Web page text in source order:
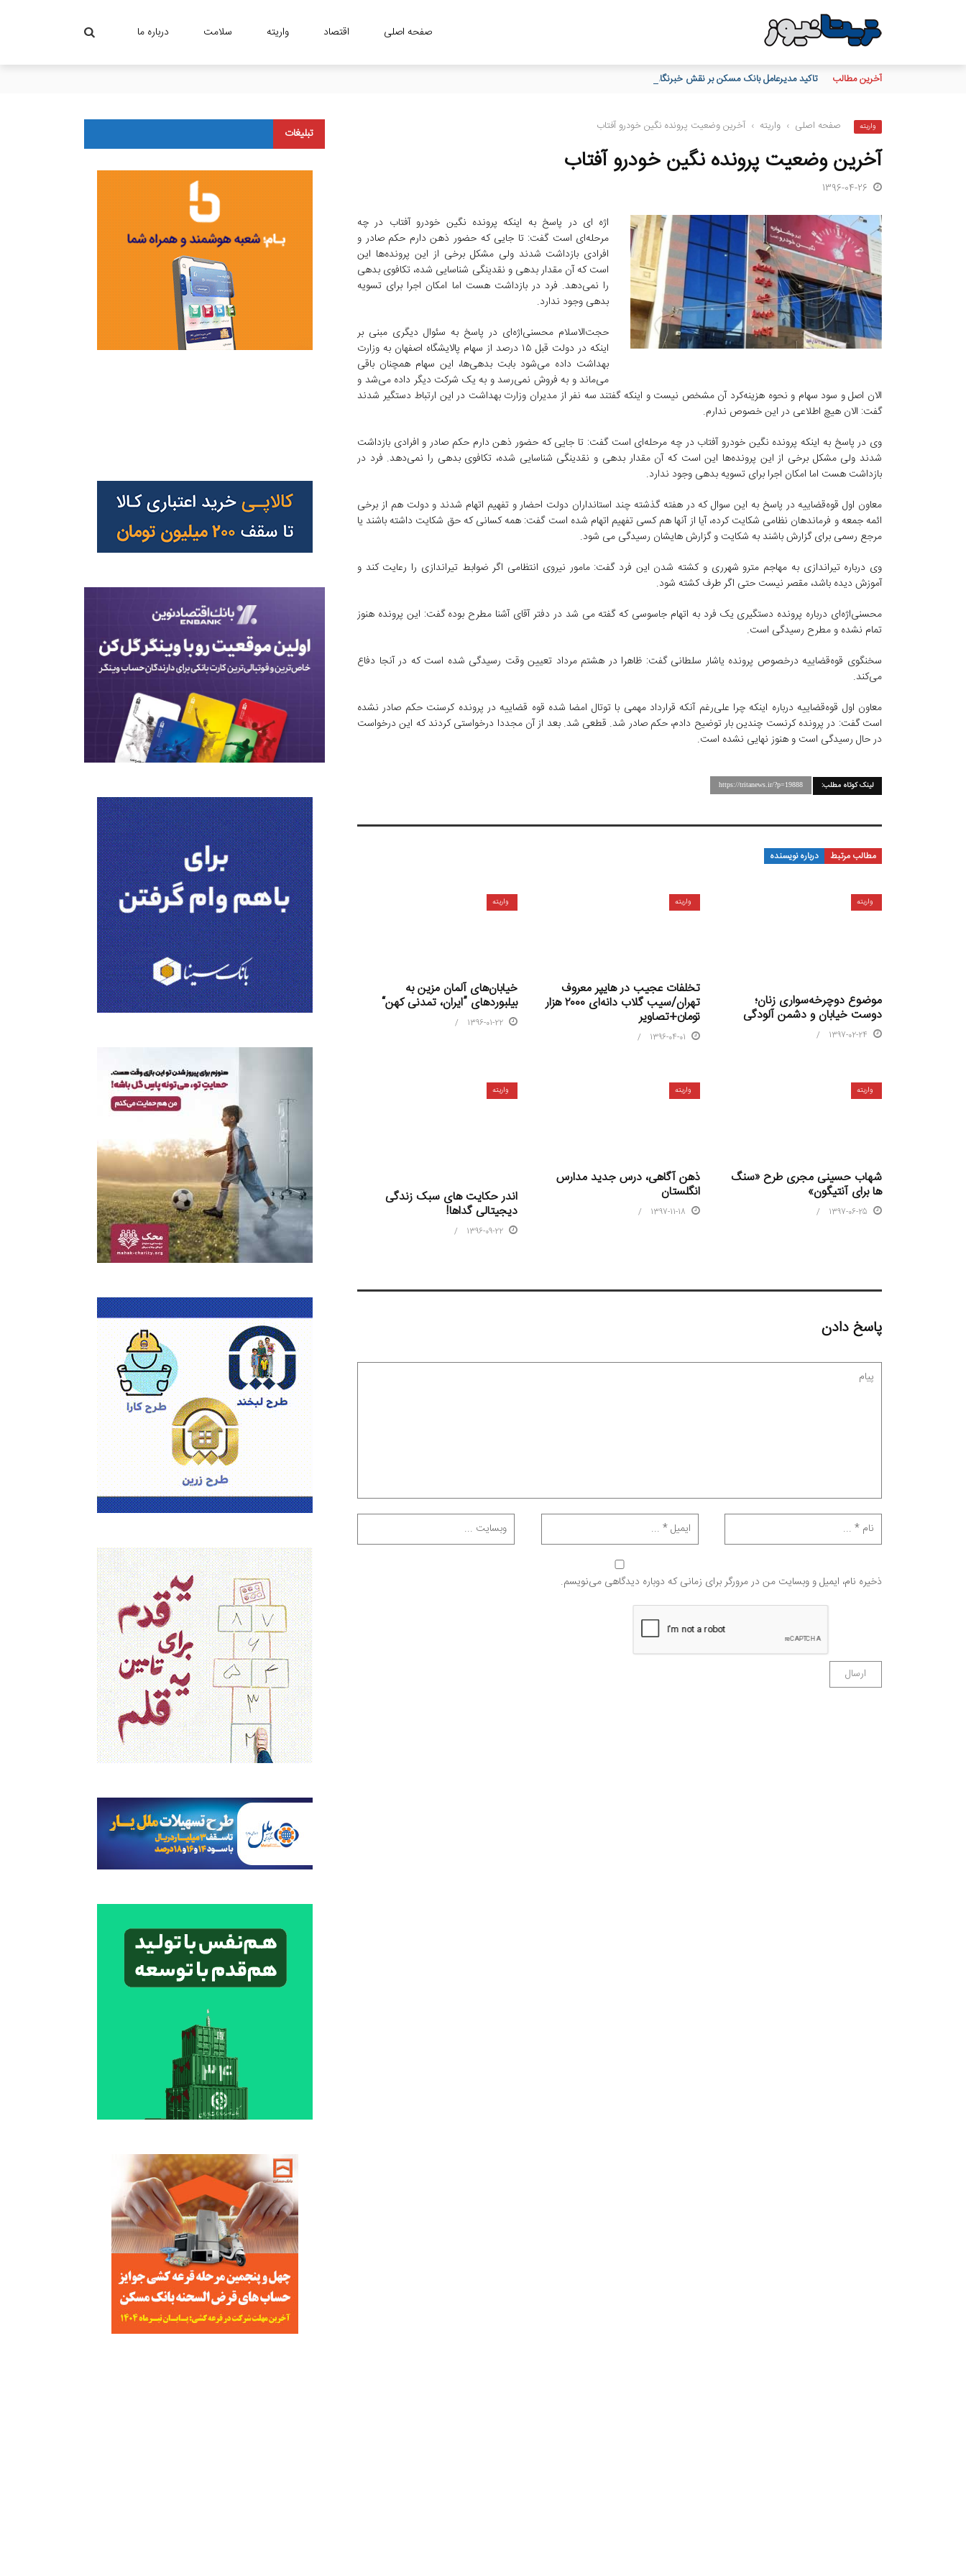
صفحه اصلی اقتصاد واریته سلامت درباره ما
آخرین مطالب تاکید مدیرعامل بانک مسکن بر نقش خبرنگاران در اعتمادسازی و تقویت سرمایه اجتماعی بانک/ اطلاع‌رسانی و اطلاع‌یابی، مهمترین ابزار ارتباط موثر با ذینفعان است
واریته صفحه اصلی › واریته › آخرین وضعیت پرونده نگین خودرو آفتاب
آخرین وضعیت پرونده نگین خودرو آفتاب
1396-04-26
اژه ای در پاسخ به اینکه پرونده نگین خودرو آفتاب در چه
مرحله‌ای است گفت: تا جایی که حضور ذهن دارم حکم صادر و
افرادی بازداشت شدند ولی مشکل برخی از این پرونده‌ها این
است که آن مقدار بدهی و نقدینگی شناسایی شده، تکافوی بدهی
را نمی‌دهد. فرد در بازداشت هست اما امکان اجرا برای تسویه
بدهی وجود ندارد.
حجت‌الاسلام محسنی‌اژه‌ای در پاسخ به سئوال دیگری مبنی بر
اینکه در دولت قبل ۱۵ درصد از سهام پالایشگاه اصفهان به وزارت
بهداشت داده می‌شود بابت بدهی‌ها، این سهام همچنان باقی
می‌ماند و به فروش نمی‌رسد و به یک شرکت دیگر داده می‌شد و
الان اصل و سود سهام و نحوه هزینه‌کرد آن مشخص نیست و اینکه گفتند سه نفر از مدیران وزارت بهداشت در این ارتباط دستگیر شدند
گفت: الان هیچ اطلاعی در این خصوص ندارم.
وی در پاسخ به اینکه پرونده نگین خودرو آفتاب در چه مرحله‌ای است گفت: تا جایی که حضور ذهن دارم حکم صادر و افرادی بازداشت
شدند ولی مشکل برخی از این پرونده‌ها این است که آن مقدار بدهی و نقدینگی شناسایی شده، تکافوی بدهی را نمی‌دهد. فرد در
بازداشت هست اما امکان اجرا برای تسویه بدهی وجود ندارد.
معاون اول قوه‌قضاییه در پاسخ به این سوال که در هفته گذشته چند استانداران دولت احضار و تفهیم اتهام شدند و دولت هم از برخی
ائمه جمعه و فرماندهان نظامی شکایت کرده، آیا از آنها هم کسی تفهیم اتهام شده است گفت: همه کسانی که حق شکایت داشته باشند یا
مرجع رسمی برای گزارش باشند به شکایت و گزارش هایشان رسیدگی می شود.
وی درباره تیراندازی به مهاجم مترو شهرری و کشته شدن این فرد گفت: مامور نیروی انتظامی اگر ضوابط تیراندازی را رعایت کند و
آموزش دیده باشد، مقصر نیست حتی اگر طرف کشته شود.
محسنی‌اژه‌ای درباره پرونده دستگیری یک فرد به اتهام جاسوسی که گفته می شد در دفتر آقای آشنا مطرح بوده گفت: این پرونده هنوز
تمام نشده و مطرح رسیدگی است.
سخنگوی قوه‌قضاییه درخصوص پرونده یاشار سلطانی گفت: ظاهرا در هشتم مرداد تعیین وقت رسیدگی شده است که در آنجا دفاع
می‌کند.
معاون اول قوه‌قضاییه درباره اینکه چرا علی‌رغم آنکه قرارداد مهمی با توتال امضا شده قوه قضاییه در پرونده کرسنت حکم صادر نشده
است گفت: در پرونده کرنست چندین بار توضیح دادم، حکم صادر شد. قطعی شد. بعد از آن مجددا درخواستی کردند که این درخواست
در حال رسیدگی است و هنوز نهایی نشده است.
لینک کوتاه مطلب: https://tritanews.ir/?p=19888
مطالب مرتبط درباره نویسنده
واریته
موضوع دوچرخه‌سواری زنان؛
دوست خیابان و دشمن آلودگی
1397-02-24
واریته
تخلفات عجیب در هایپر معروف
تهران/سیب گلاب دانه‌ای ۲۰۰۰ هزار
تومان+تصاویر
1396-04-01
واریته
خیابان‌های آلمان مزین به
بیلبوردهای ”ایران، تمدنی کهن“
1396-01-22
واریته
شهاب حسینى مجرى طرح «سنگ
ها براى آنتیگون»
1397-06-25
واریته
ذهن‌ آگاهی،‌ درس جدید مدارس
انگلستان
1397-11-18
واریته
اندر حکایت های سبک زندگی
دیجیتالی گداها!
1396-09-22
پاسخ دادن
ذخیره نام، ایمیل و وبسایت من در مرورگر برای زمانی که دوباره دیدگاهی می‌نویسم.
تبلیغات